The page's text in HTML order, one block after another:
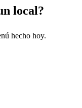
local?
hecho hoy.